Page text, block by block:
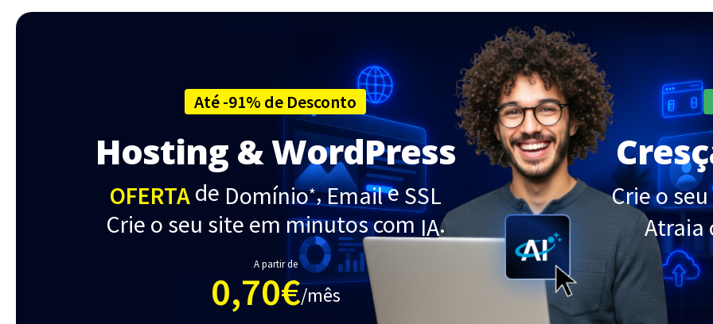
Até -91% de Desconto
Hosting & WordPress
OFERTAde Domínio*,Emaile SSL
Crie o seu site em minutos comIA.
A partir de
0,70€/mês
Crie o
Atraia